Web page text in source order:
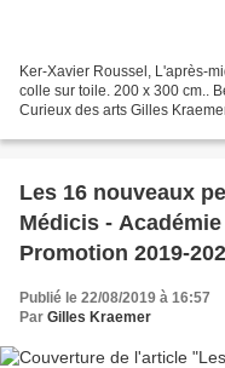
Ker-Xavier Roussel, L'après-
colle sur toile. 200 x 300 cm..
Curieux des arts Gilles
Les 16 nouveaux
Médicis -
Promotion 2019-
Publié le 22/08/2019 à 16:57
Par Gilles Kraemer